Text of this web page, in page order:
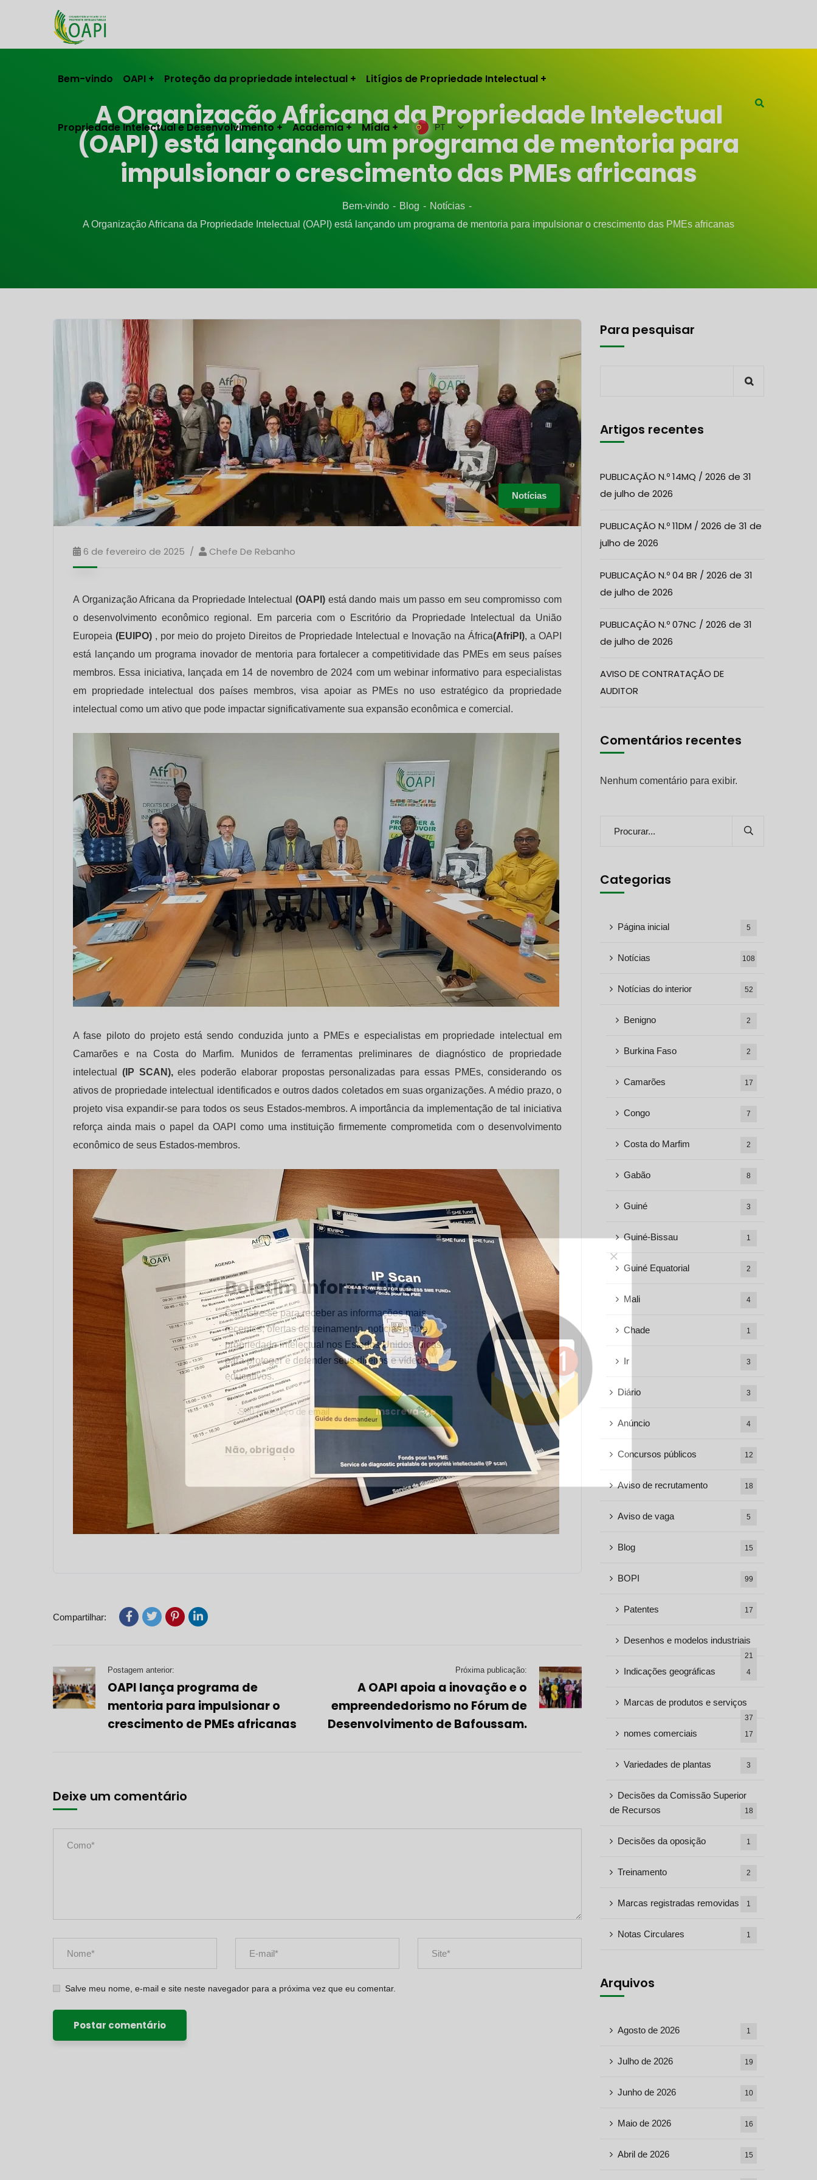
Bem-vindo OAPI Proteção da propriedade intelectual Litígios de Propriedade Intelectual
Propriedade Intelectual e Desenvolvimento Academia Mídia PT
A Organização Africana da Propriedade Intelectual
(OAPI) está lançando um programa de mentoria para
impulsionar o crescimento das PMEs africanas
Bem-vindo Blog
Notícias
A Organização Africana da Propriedade Intelectual (OAPI) está lançando um programa de mentoria para impulsionar o crescimento das PMEs africanas
Notícias
6 de fevereiro de 2025 Chefe De Rebanho
A Organização Africana da Propriedade Intelectual (OAPI) está dando mais um passo em seu compromisso com
o desenvolvimento econômico regional. Em parceria com o Escritório da Propriedade Intelectual da União
Europeia (EUIPO) , por meio do projeto Direitos de Propriedade Intelectual e Inovação na África(AfriPI), a OAPI
está lançando um programa inovador de mentoria para fortalecer a competitividade das PMEs em seus países
membros. Essa iniciativa, lançada em 14 de novembro de 2024 com um webinar informativo para especialistas
em propriedade intelectual dos países membros, visa apoiar as PMEs no uso estratégico da propriedade
intelectual como um ativo que pode impactar significativamente sua expansão econômica e comercial.
A fase piloto do projeto está sendo conduzida junto a PMEs e especialistas em propriedade intelectual em
Camarões e na Costa do Marfim. Munidos de ferramentas preliminares de diagnóstico de propriedade
intelectual
(IP SCAN),eles poderão elaborar propostas personalizadas para essas PMEs, considerando os
ativos de propriedade intelectual identificados e outros dados coletados em suas organizações. A médio prazo, o
projeto visa expandir-se para todos os seus Estados-membros. A importância da implementação de tal iniciativa
reforça ainda mais o papel da OAPI como uma instituição firmemente comprometida com o desenvolvimento
econômico de seus Estados-membros.
Compartilhar:
Postagem anterior:
OAPI lança programa de
mentoria para impulsionar o
crescimento de PMEs africanas
Próxima publicação:
A OAPI apoia a inovação e o
empreendedorismo no Fórum de
Desenvolvimento de Bafoussam.
Deixe um comentário
Salve meu nome, e-mail e site neste navegador para a próxima vez que eu comentar.
Para pesquisar
Artigos recentes
PUBLICAÇÃO N.º 14MQ / 2026 de 31
de julho de 2026
PUBLICAÇÃO N.º 11DM / 2026 de 31 de
julho de 2026
PUBLICAÇÃO N.º 04 BR / 2026 de 31
de julho de 2026
PUBLICAÇÃO N.º 07NC / 2026 de 31
de julho de 2026
AVISO DE CONTRATAÇÃO DE
AUDITOR
Comentários recentes
Nenhum comentário para exibir.
Categorias
Página inicial 5
Notícias 108
Notícias do interior 52
Benigno 2
Burkina Faso 2
Camarões 17
Congo 7
Costa do Marfim 2
Gabão 8
Guiné 3
Guiné-Bissau 1
Guiné Equatorial 2
Mali 4
Chade 1
Ir 3
Diário 3
Anúncio 4
Concursos públicos 12
Aviso de recrutamento 18
Aviso de vaga 5
Blog 15
BOPI 99
Patentes 17
Desenhos e modelos industriais
21
Indicações geográficas 4
Marcas de produtos e serviços
37
nomes comerciais 17
Variedades de plantas 3
Decisões da Comissão Superior
de Recursos
18
Decisões da oposição 1
Treinamento 2
Marcas registradas removidas 1
Notas Circulares 1
Arquivos
Agosto de 2026 1
Julho de 2026 19
Junho de 2026 10
Maio de 2026 16
Abril de 2026 15
Boletim informativo
Cadastre-se para receber as informações mais
recentes, ofertas de treinamento, notícias sobre
propriedade intelectual nos Estados Unidos, dicas
para proteger e defender seus direitos e vídeos
educativos.
Não, obrigado